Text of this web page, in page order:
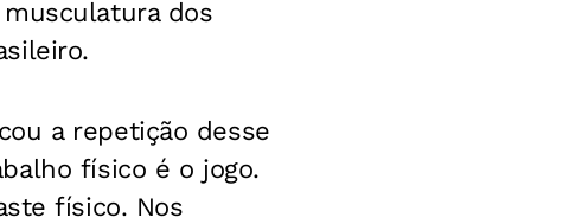
dos
a repetição desse
físico é o jogo.
físico. Nos